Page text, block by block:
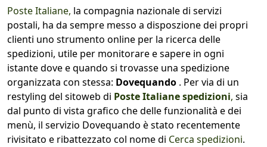
Poste Italiane, la compagnia nazionale di servizi
postali, ha da sempre messo a disposzione dei propri
clienti uno strumento online per la ricerca delle
spedizioni, utile per monitorare e sapere in ogni
istante dove e quando si trovasse una spedizione
organizzata con stessa: Dovequando . Per via di un
restyling del sitoweb di Poste Italiane spedizioni, sia
dal punto di vista grafico che delle funzionalità e dei
menù, il servizio Dovequando è stato recentemente
rivisitato e ribattezzato col nome di Cerca spedizioni.